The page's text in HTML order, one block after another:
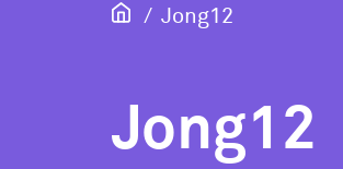
Jong12
Jong12